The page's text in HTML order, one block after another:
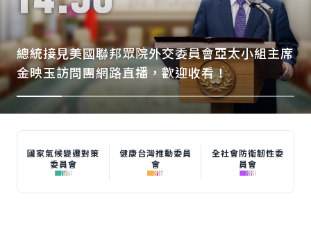
總統接見美國聯邦眾院外交委員會亞太小組主席
金映玉訪問團網路直播，歡迎收看！
「總統盃 2026 無人機競賽」活動公布記者會，
歡迎收看！
總統主持氣候變遷對策委員會第8次委員會議
期盼透過三項核心戰略 讓臺灣永續發展
國家氣候變遷對策委員會第8次委員會議網路直
播，歡迎收看！
國家氣候變遷對策委員會第8次委員會議會後記
者會網路直播，歡迎收看！
國家氣候變遷對策
委員會
健康台灣推動委員
會
全社會防衛韌性委
員會